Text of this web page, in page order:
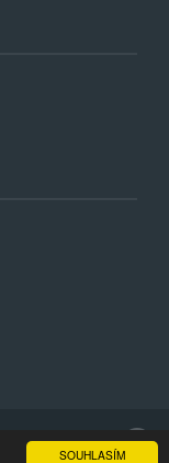
SOUHLASÍM
Spojte se s nám